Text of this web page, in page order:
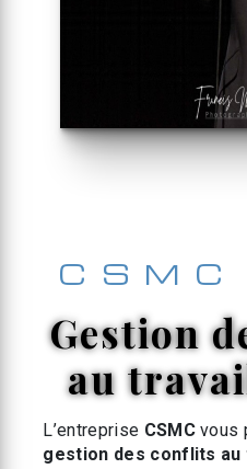
CSMC
gestion des conflits
au
L’entreprise CSMCvous
gestion des conflits au